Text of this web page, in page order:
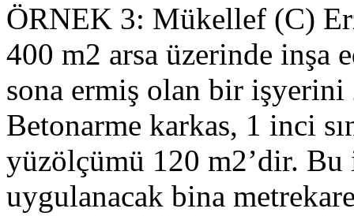
ÖRNEK 3: Mükellef (C)
400 m2 arsa üzerinde inşa
sona ermiş olan bir işyerini
Betonarme karkas, 1 inci
yüzölçümü 120 m2’dir.
uygulanacak bina